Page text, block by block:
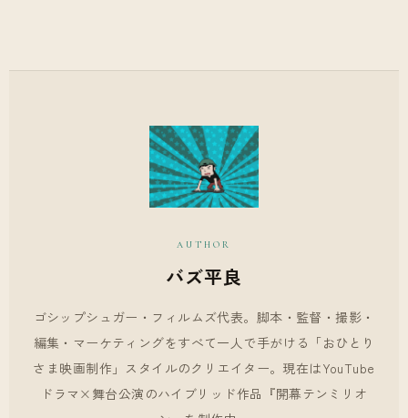
AUTHOR
バズ平良
ゴシップシュガー・フィルムズ代表。脚本・監督・撮影・
編集・マーケティングをすべて一人で手がける「おひとり
さま映画制作」スタイルのクリエイター。現在はYouTube
ドラマ×舞台公演のハイブリッド作品『開幕テンミリオ